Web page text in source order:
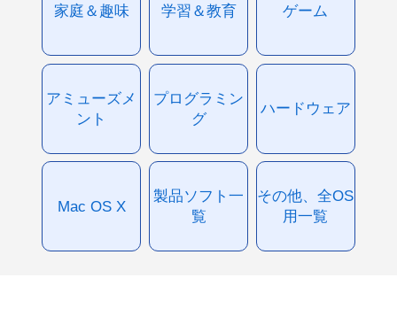
家庭＆趣味 学習＆教育 ゲーム
アミューズメ
ント
プログラミン
グ
ハードウェア
Mac OS X
製品ソフト一
覧
その他、全OS
用一覧